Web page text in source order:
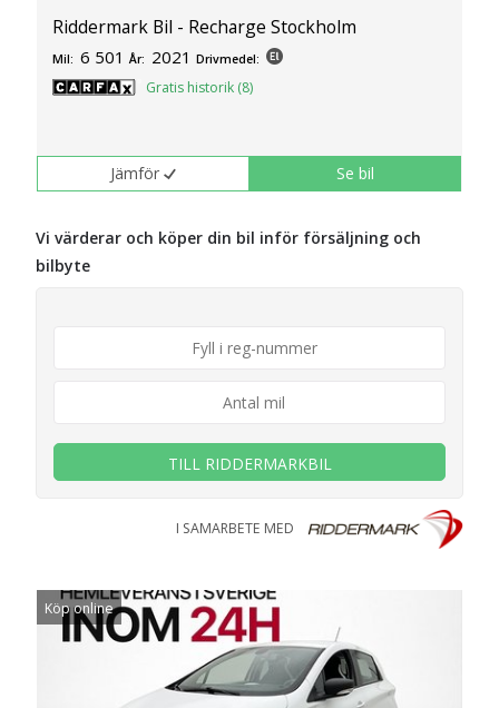
Riddermark Bil - Recharge Stockholm
Mil: 6 501 År: 2021 Drivmedel:
Gratis historik (8)
Jämför Se bil
Vi värderar och köper din bil inför försäljning och
bilbyte
TILL RIDDERMARKBIL
I SAMARBETE MED
Köp online